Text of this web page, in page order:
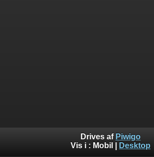
Drives af Piwigo
Vis i : Mobil Desktop